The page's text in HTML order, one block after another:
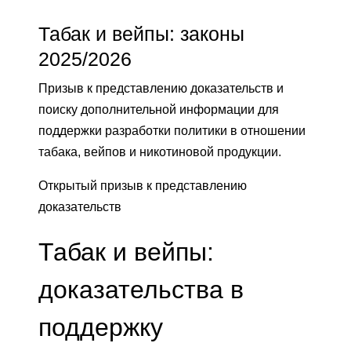
Табак и вейпы: законы
2025/2026
Призыв к представлению доказательств и
поиску дополнительной информации для
поддержки разработки политики в отношении
табака, вейпов и никотиновой продукции.
Открытый призыв к представлению
доказательств
Табак и вейпы:
доказательства в
поддержку